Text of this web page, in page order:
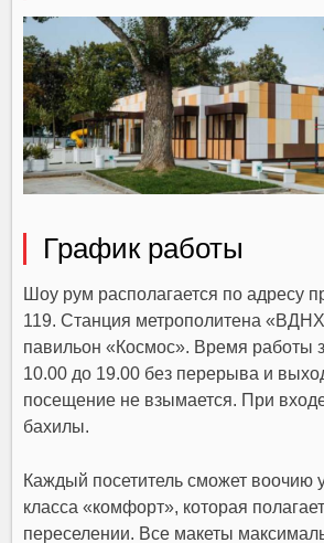
График работы
Шоу рум располагается по адресу
119. Станция метрополитена
павильон «Космос». Время работы
10.00 до 19.00 без перерыва и
посещение не взымается. При
бахилы.
Каждый посетитель сможет воочию
класса «комфорт», которая
переселении. Все макеты